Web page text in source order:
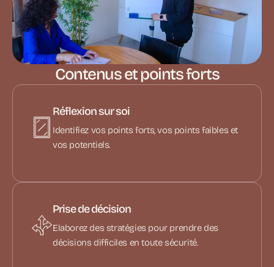
Contenus et points forts
Réflexion sur soi
Identifiez vos points forts, vos points faibles et
vos potentiels.
Prise de décision
Elaborez des stratégies pour prendre des
décisions difficiles en toute sécurité.